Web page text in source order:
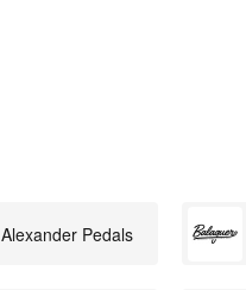
Alexander Pedals